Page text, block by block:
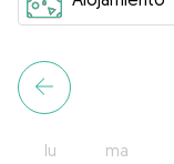
lu ma